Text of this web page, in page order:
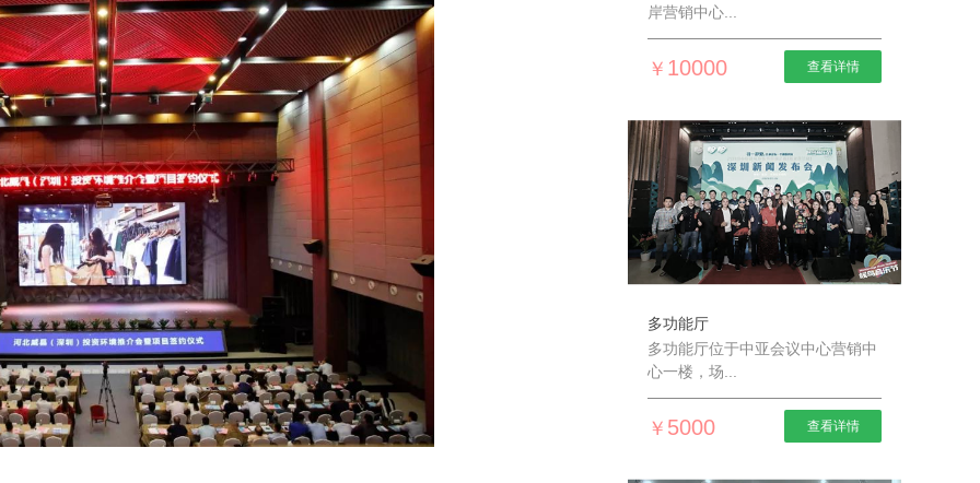
岸营销中心...
￥ 10000 查看详情
多功能厅
多功能厅位于中亚会议中心营销中
心一楼，场...
￥ 5000 查看详情